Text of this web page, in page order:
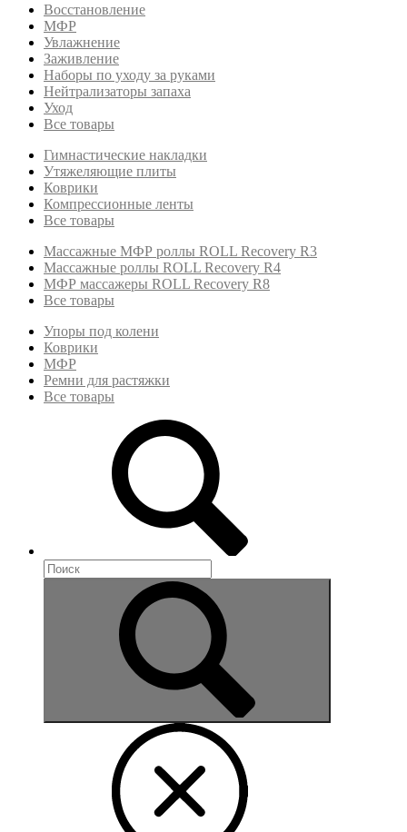
Восстановление
МФР
Увлажнение
Заживление
Наборы по уходу за руками
Нейтрализаторы запаха
Уход
Все товары
Гимнастические накладки
Утяжеляющие плиты
Коврики
Компрессионные ленты
Все товары
Массажные МФР роллы ROLL Recovery R3
Массажные роллы ROLL Recovery R4
МФР массажеры ROLL Recovery R8
Все товары
Упоры под колени
Коврики
МФР
Ремни для растяжки
Все товары